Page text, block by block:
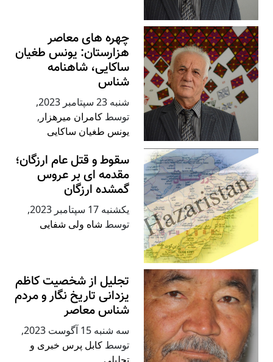
چهره های معاصر
هزارستان: یونس طغیان
ساکایی، شاهنامه
شناس
شنبه 23 سپتامبر 2023
,
توسط کامران میرهزار ,
یونس طغیان ساکایی
سقوط و قتل‌ عام ارزگان؛
مقدمه ای بر عروس
گمشده ارزگان
يكشنبه 17 سپتامبر 2023
,
توسط شاه ولی شفایی
تجلیل از شخصیت کاظم
یزدانی تاریخ نگار و مردم
شناس معاصر
سه شنبه 15 آگوست 2023
,
توسط کابل پرس خبری و